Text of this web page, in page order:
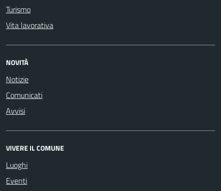
Turismo
Vita lavorativa
NOVITÀ
Notizie
Comunicati
Avvisi
VIVERE IL COMUNE
Luoghi
Eventi